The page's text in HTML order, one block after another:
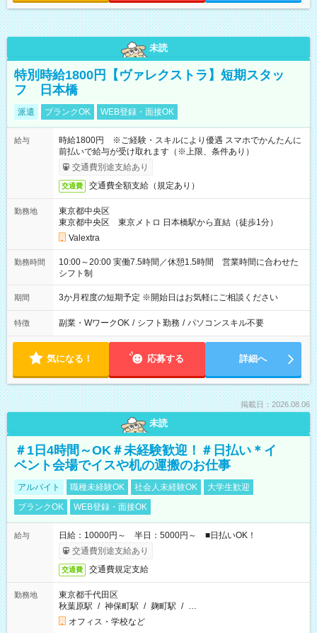
未読
特別時給1800円【ヴァレクストラ】短期スタッ
フ 日本橋
派遣 ブランクOK WEB登録・面接OK
給与
時給1800円 ※ご経験・スキルにより優遇 スマホでかんたんに
前払いで給与が受け取れます（※上限、条件あり）
交通費別途支給あり
交通費 交通費全額支給（規定あり）
勤務地
東京都中央区
東京都中央区 東京メトロ 日本橋駅から直結（徒歩1分）
Valextra
勤務時間
10:00～20:00 実働7.5時間／休憩1.5時間 営業時間に合わせた
シフト制
期間 3か月程度の短期予定 ※開始日はお気軽にご相談ください
特徴 副業・WワークOK / シフト勤務 / パソコンスキル不要
気になる！ 応募する 詳細へ
掲載日：2026.08.06
未読
＃1日4時間～OK＃未経験歓迎！＃日払い＊イ
ベント会場でイスや机の運搬のお仕事
アルバイト 職種未経験OK 社会人未経験OK
大学生歓迎
ブランクOK
WEB登録・面接OK
給与
日給：10000円～ 半日：5000円～ ■日払いOK！
交通費別途支給あり
交通費 交通費規定支給
勤務地
東京都千代田区
秋葉原駅 / 神保町駅 / 麹町駅 / …
オフィス・学校など